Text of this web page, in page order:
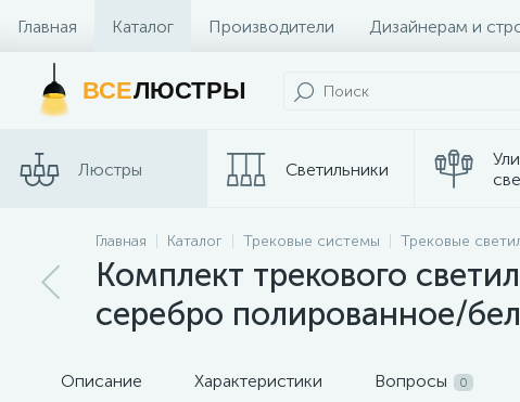
Главная Каталог Производители Дизайнерам и
Контакты и Магазины
ВСЕЛЮСТРЫ
Люстры Светильники
Споты Трековые системы
Главная Каталог Трековые системы Трековые
Комплект трекового
серебро полированное/
Описание Характеристики Вопросы 0